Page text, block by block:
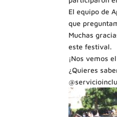
El equipo de
que
Muchas
este festival.
¡Nos vemos
¿Quieres